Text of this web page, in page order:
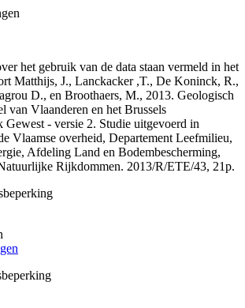
het gebruik van de data staan vermeld in het
Matthijs, J., Lanckacker ,T., De Koninck, R.,
D., en Broothaers, M., 2013. Geologisch
van Vlaanderen en het Brussels
Gewest - versie 2. Studie uitgevoerd in
Vlaamse overheid, Departement Leefmilieu,
Afdeling Land en Bodembescherming,
Rijkdommen. 2013/R/ETE/43, 21p.